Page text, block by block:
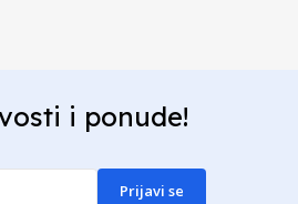
i ponude!
Prijavi se